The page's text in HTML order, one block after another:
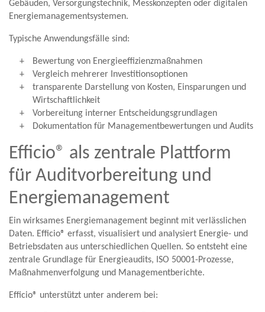
Gebäuden, Versorgungstechnik, Messkonzepten oder digitalen
Energiemanagementsystemen.
Typische Anwendungsfälle sind:
Bewertung von Energieeffizienzmaßnahmen
Vergleich mehrerer Investitionsoptionen
transparente Darstellung von Kosten, Einsparungen und
Wirtschaftlichkeit
Vorbereitung interner Entscheidungsgrundlagen
Dokumentation für Managementbewertungen und Audits
Efficio® als zentrale Plattform
für Auditvorbereitung und
Energiemanagement
Ein wirksames Energiemanagement beginnt mit verlässlichen
Daten. Efficio® erfasst, visualisiert und analysiert Energie- und
Betriebsdaten aus unterschiedlichen Quellen. So entsteht eine
zentrale Grundlage für Energieaudits, ISO 50001-Prozesse,
Maßnahmenverfolgung und Managementberichte.
Efficio® unterstützt unter anderem bei: